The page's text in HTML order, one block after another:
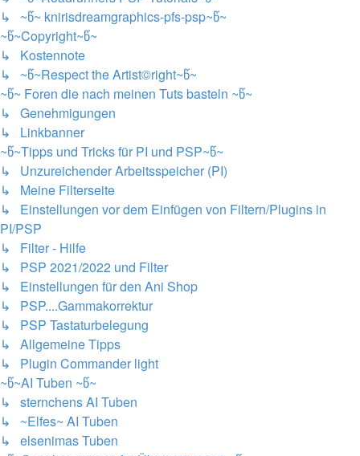
↳ ~წ~ knirisdreamgraphics-pfs-psp~წ~
~წ~Copyright~წ~
↳ Kostennote
↳ ~წ~Respect the Artist©right~წ~
~წ~ Foren die nach meinen Tuts basteln ~წ~
↳ Genehmigungen
↳ Linkbanner
~წ~Tipps und Tricks für PI und PSP~წ~
↳ Unzureichender Arbeitsspeicher (PI)
↳ Meine Filterseite
↳ Einstellungen vor dem Einfügen von Filtern/Plugins in
PI/PSP
↳ Filter - Hilfe
↳ PSP 2021/2022 und Filter
↳ Einstellungen für den Ani Shop
↳ PSP....Gammakorrektur
↳ PSP Tastaturbelegung
↳ Allgemeine Tipps
↳ Plugin Commander light
~წ~AI Tuben ~წ~
↳ sternchens AI Tuben
↳ ~Elfes~ AI Tuben
↳ elsenimas Tuben